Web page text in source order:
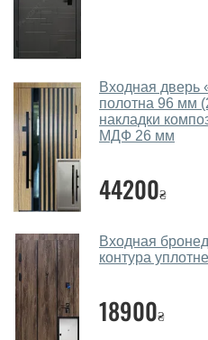
Входная дверь
полотна 96 мм
накладки
МДФ 26 мм
44200₴
Входная
контура
18900₴